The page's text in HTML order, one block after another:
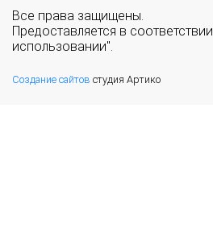
Все права защищены.
Предоставляется в
использовании".
Создание сайтов студия Артико